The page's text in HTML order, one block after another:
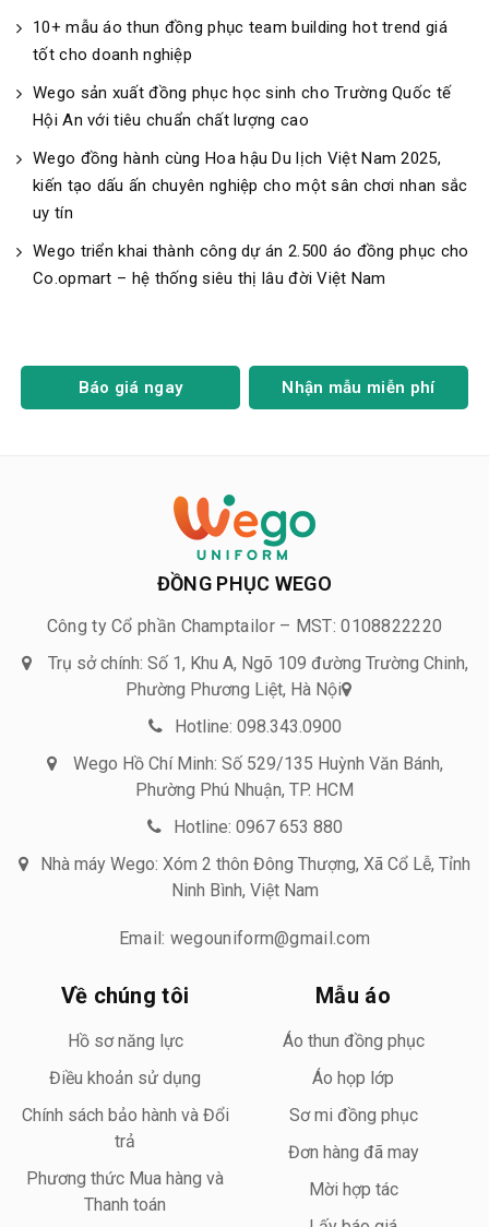
10+ mẫu áo thun đồng phục team building hot trend giá
tốt cho doanh nghiệp
Wego sản xuất đồng phục học sinh cho Trường Quốc tế
Hội An với tiêu chuẩn chất lượng cao
Wego đồng hành cùng Hoa hậu Du lịch Việt Nam 2025,
kiến tạo dấu ấn chuyên nghiệp cho một sân chơi nhan sắc
uy tín
Wego triển khai thành công dự án 2.500 áo đồng phục cho
Co.opmart – hệ thống siêu thị lâu đời Việt Nam
Báo giá ngay Nhận mẫu miễn phí
ĐỒNG PHỤC WEGO
Công ty Cổ phần Champtailor – MST: 0108822220
Trụ sở chính: Số 1, Khu A, Ngõ 109 đường Trường Chinh,
Phường Phương Liệt, Hà Nội
Hotline: 098.343.0900
Wego Hồ Chí Minh: Số 529/135 Huỳnh Văn Bánh,
Phường Phú Nhuận, TP. HCM
Hotline: 0967 653 880
Nhà máy Wego: Xóm 2 thôn Đông Thượng, Xã Cổ Lễ, Tỉnh
Ninh Bình, Việt Nam
Email: wegouniform@gmail.com
Về chúng tôi
Hồ sơ năng lực
Điều khoản sử dụng
Chính sách bảo hành và Đổi
trả
Phương thức Mua hàng và
Thanh toán
Mẫu áo
Áo thun đồng phục
Áo họp lớp
Sơ mi đồng phục
Đơn hàng đã may
Mời hợp tác